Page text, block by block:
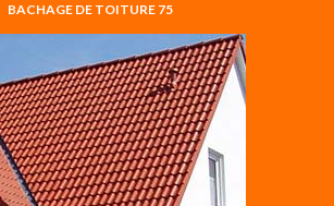
BACHAGE DE TOITURE 75